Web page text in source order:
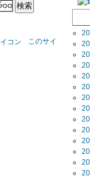
このサイ